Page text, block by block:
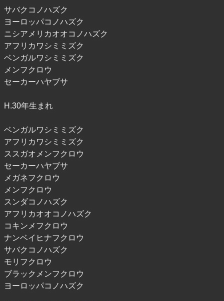
サバクコノハズク
ヨーロッパコノハズク
ニシアメリカオオコノハズク
アフリカワシミミズク
ベンガルワシミミズク
メンフクロウ
セーカーハヤブサ
H.30年生まれ
ベンガルワシミミズク
アフリカワシミミズク
ススガオメンフクロウ
セーカーハヤブサ
メガネフクロウ
メンフクロウ
スンダコノハズク
アフリカオオコノハズク
コキンメフクロウ
ナンベイヒナフクロウ
サバクコノハズク
モリフクロウ
ブラックメンフクロウ
ヨーロッパコノハズク